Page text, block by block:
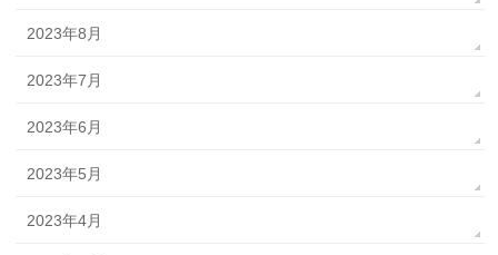
2023年8月
2023年7月
2023年6月
2023年5月
2023年4月